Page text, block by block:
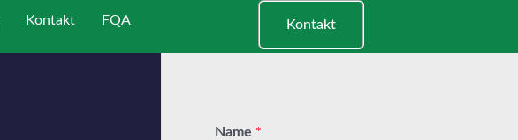
Kontakt FQA Kontakt
Name *